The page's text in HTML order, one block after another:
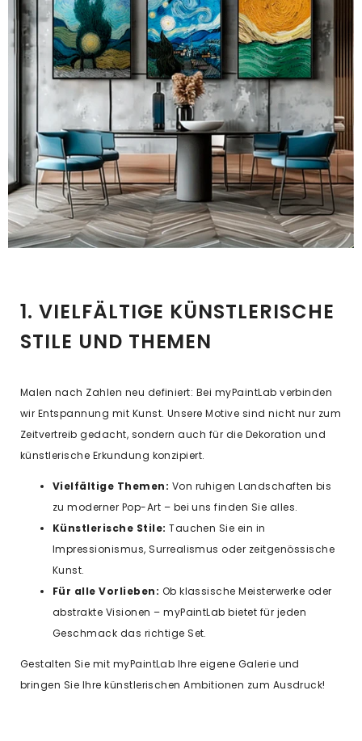
1. VIELFÄLTIGE KÜNSTLERISCHE
STILE UND THEMEN
Malen nach Zahlen neu definiert: Bei myPaintLab verbinden
wir Entspannung mit Kunst. Unsere Motive sind nicht nur zum
Zeitvertreib gedacht, sondern auch für die Dekoration und
künstlerische Erkundung konzipiert.
Vielfältige Themen: Von ruhigen Landschaften bis
zu moderner Pop-Art – bei uns finden Sie alles.
Künstlerische Stile: Tauchen Sie ein in
Impressionismus, Surrealismus oder zeitgenössische
Kunst.
Für alle Vorlieben: Ob klassische Meisterwerke oder
abstrakte Visionen – myPaintLab bietet für jeden
Geschmack das richtige Set.
Gestalten Sie mit myPaintLab Ihre eigene Galerie und
bringen Sie Ihre künstlerischen Ambitionen zum Ausdruck!